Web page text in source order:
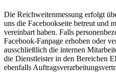
Die Reichweitenmessung erfolgt
uns die Facebookseite betreut und
vereinbart haben. Falls
Facebook-Fanpage erhoben oder
ausschließlich die internen
die Dienstleister in den Bereichen
ebenfalls